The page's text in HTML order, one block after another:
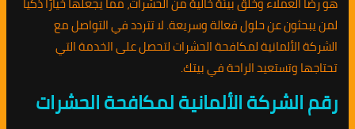
لمن يبحثون عن حلول فعالة وسريعة. لا تتردد في التواصل مع
الشركة الألمانية لمكافحة الحشرات لتحصل على الخدمة التي
تحتاجها وتستعيد الراحة في بيتك.
رقم الشركة الألمانية لمكافحة الحشرات